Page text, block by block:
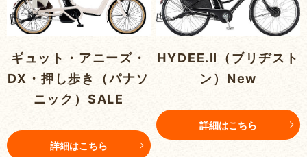
ギュット・アニーズ・
DX・押し歩き（パナソ
ニック）SALE
詳細はこちら
HYDEE.Ⅱ（ブリヂスト
ン）New
詳細はこちら